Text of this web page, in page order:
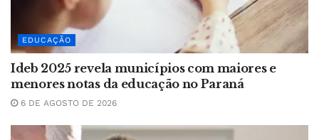
EDUCAÇÃO
Ideb 2025 revela municípios com maiores e
menores notas da educação no Paraná
6 DE AGOSTO DE 2026